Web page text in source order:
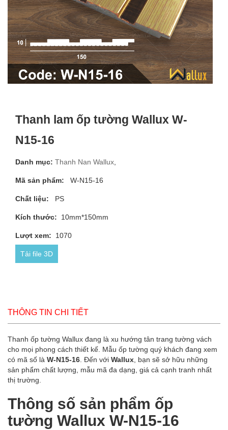
Thanh lam ốp tường Wallux W-
N15-16
Danh mục: Thanh Nan Wallux
Mã sản phẩm: W-N15-16
Chất liệu: PS
Kích thước: 10mm*150mm
Lượt xem: 1070
Tải file 3D
THÔNG TIN CHI TIẾT
Thanh ốp tường Wallux đang là xu hướng tân trang tường vách
cho mọi phong cách thiết kế. Mẫu ốp tường quý khách đang xem
có mã số là W-N15-16 . Đến với Wallux , bạn sẽ sở hữu những
sản phẩm chất lượng, mẫu mã đa dạng, giá cả cạnh tranh nhất
thị trường.
Thông số sản phẩm ốp
tường Wallux W-N15-16